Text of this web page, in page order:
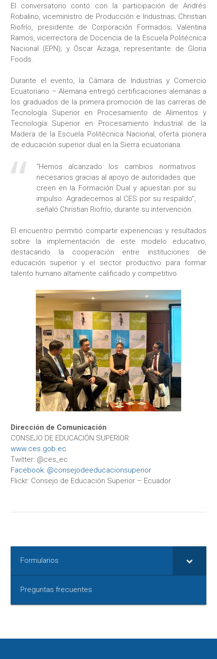
El conversatorio contó con la participación de Andrés
Robalino, viceministro de Producción e Industrias; Christian
Riofrío, presidente de Corporación Formados; Valentina
Ramos, vicerrectora de Docencia de la Escuela Politécnica
Nacional (EPN); y Óscar Aizaga, representante de Gloria
Foods.
Durante el evento, la Cámara de Industrias y Comercio
Ecuatoriano – Alemana entregó certificaciones alemanas a
los graduados de la primera promoción de las carreras de
Tecnología Superior en Procesamiento de Alimentos y
Tecnología Superior en Procesamiento Industrial de la
Madera de la Escuela Politécnica Nacional, oferta pionera
de educación superior dual en la Sierra ecuatoriana.
“Hemos alcanzado los cambios normativos
necesarios gracias al apoyo de autoridades que
creen en la Formación Dual y apuestan por su
impulso. Agradecemos al CES por su respaldo”,
señaló Christian Riofrío, durante su intervención.
El encuentro permitió compartir experiencias y resultados
sobre la implementación de este modelo educativo,
destacando la cooperación entre instituciones de
educación superior y el sector productivo para formar
talento humano altamente calificado y competitivo.
Dirección de Comunicación
CONSEJO DE EDUCACIÓN SUPERIOR
www.ces.gob.ec
Twitter: @ces_ec
Facebook: @consejodeeducacionsuperior
Flickr: Consejo de Educación Superior – Ecuador
Formularios
Preguntas frecuentes